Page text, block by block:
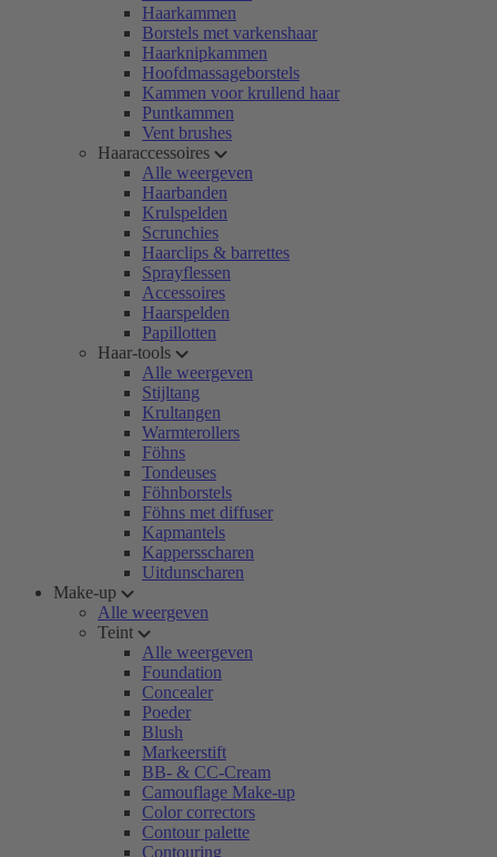
Haarkammen
Borstels met varkenshaar
Haarknipkammen
Hoofdmassageborstels
Kammen voor krullend haar
Puntkammen
Vent brushes
Haaraccessoires
Alle weergeven
Haarbanden
Krulspelden
Scrunchies
Haarclips & barrettes
Sprayflessen
Accessoires
Haarspelden
Papillotten
Haar-tools
Alle weergeven
Stijltang
Krultangen
Warmterollers
Föhns
Tondeuses
Föhnborstels
Föhns met diffuser
Kapmantels
Kappersscharen
Uitdunscharen
Make-up
Alle weergeven
Teint
Alle weergeven
Foundation
Concealer
Poeder
Blush
Markeerstift
BB- & CC-Cream
Camouflage Make-up
Color correctors
Contour palette
Contouring